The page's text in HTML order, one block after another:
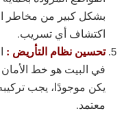
بشكل كبير من مخاطر
اكتشاف أي تسريب.
تحسين نظام التأريض :
في البيت هو خط الأمان
يكن موجودًا، يجب
معتمد.